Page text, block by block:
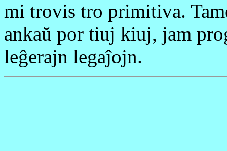
mi trovis tro primitiva.
ankaŭ por tiuj kiuj, jam
leĝerajn legaĵojn.